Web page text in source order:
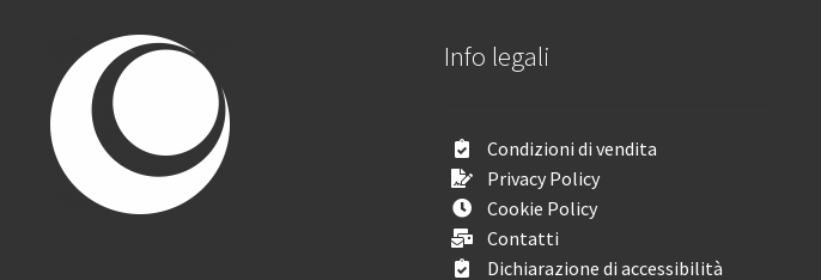
Info legali
Condizioni di vendita
Privacy Policy
Cookie Policy
Contatti
Dichiarazione di accessibilità